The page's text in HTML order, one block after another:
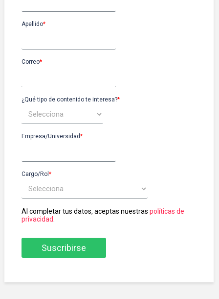
Apellido*
Correo*
¿Qué tipo de contenido te interesa?*
Empresa/Universidad*
Cargo/Rol *
Al completar tus datos, aceptas nuestras políticas de
privacidad.